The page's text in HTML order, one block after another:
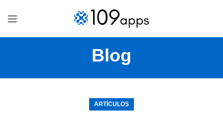
Blog
ARTÍCULOS